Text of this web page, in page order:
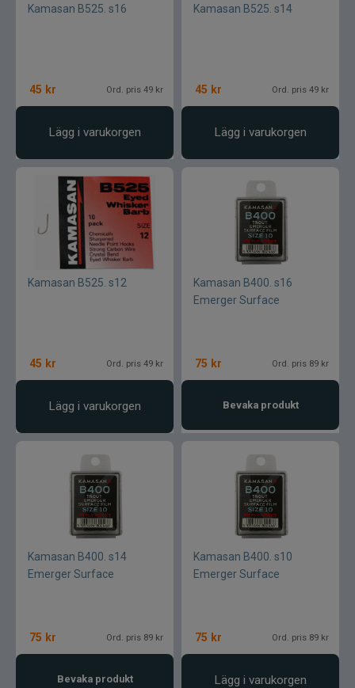
Kamasan B525. s16
45 kr Ord. pris 49 kr
Lägg i varukorgen
Kamasan B525. s14
45 kr Ord. pris 49 kr
Lägg i varukorgen
Kamasan B525. s12
45 kr Ord. pris 49 kr
Lägg i varukorgen
Kamasan B400. s16
Emerger Surface
75 kr Ord. pris 89 kr
Bevaka produkt
Kamasan B400. s14
Emerger Surface
75 kr Ord. pris 89 kr
Bevaka produkt
Kamasan B400. s10
Emerger Surface
75 kr Ord. pris 89 kr
Lägg i varukorgen